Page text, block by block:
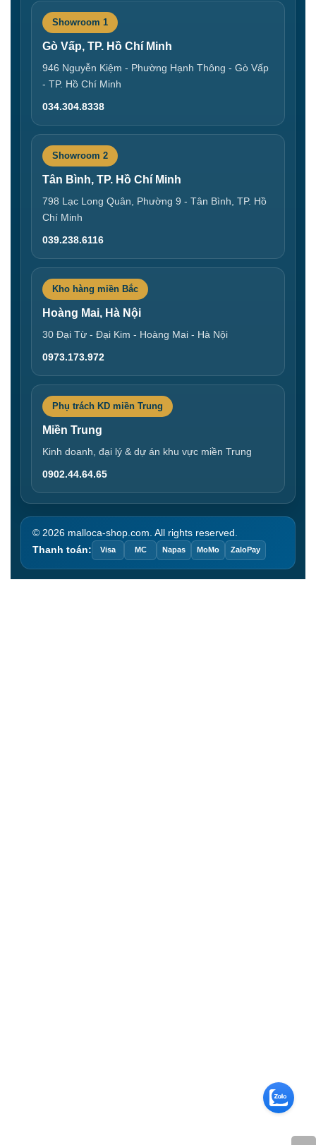
Showroom 1
Gò Vấp, TP. Hồ Chí Minh
946 Nguyễn Kiệm - Phường Hạnh Thông - Gò Vấp
- TP. Hồ Chí Minh
034.304.8338
Showroom 2
Tân Bình, TP. Hồ Chí Minh
798 Lạc Long Quân, Phường 9 - Tân Bình, TP. Hồ
Chí Minh
039.238.6116
Kho hàng miền Bắc
Hoàng Mai, Hà Nội
30 Đại Từ - Đại Kim - Hoàng Mai - Hà Nội
0973.173.972
Phụ trách KD miền Trung
Miền Trung
Kinh doanh, đại lý & dự án khu vực miền Trung
0902.44.64.65
© 2026 malloca-shop.com. All rights reserved.
Thanh toán:
Visa MC Napas MoMo ZaloPay